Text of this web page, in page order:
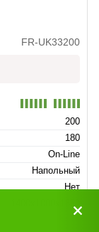
FR-UK33200
200
180
On-Line
Напольный
Нет